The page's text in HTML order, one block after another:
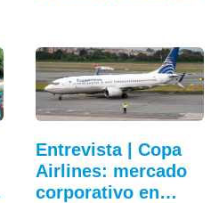
Entrevista | Copa
Airlines: mercado
corporativo en…